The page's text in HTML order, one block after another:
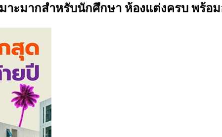
าะมากสำหรับนักศึกษา ห้องแต่งครบ พร้อม